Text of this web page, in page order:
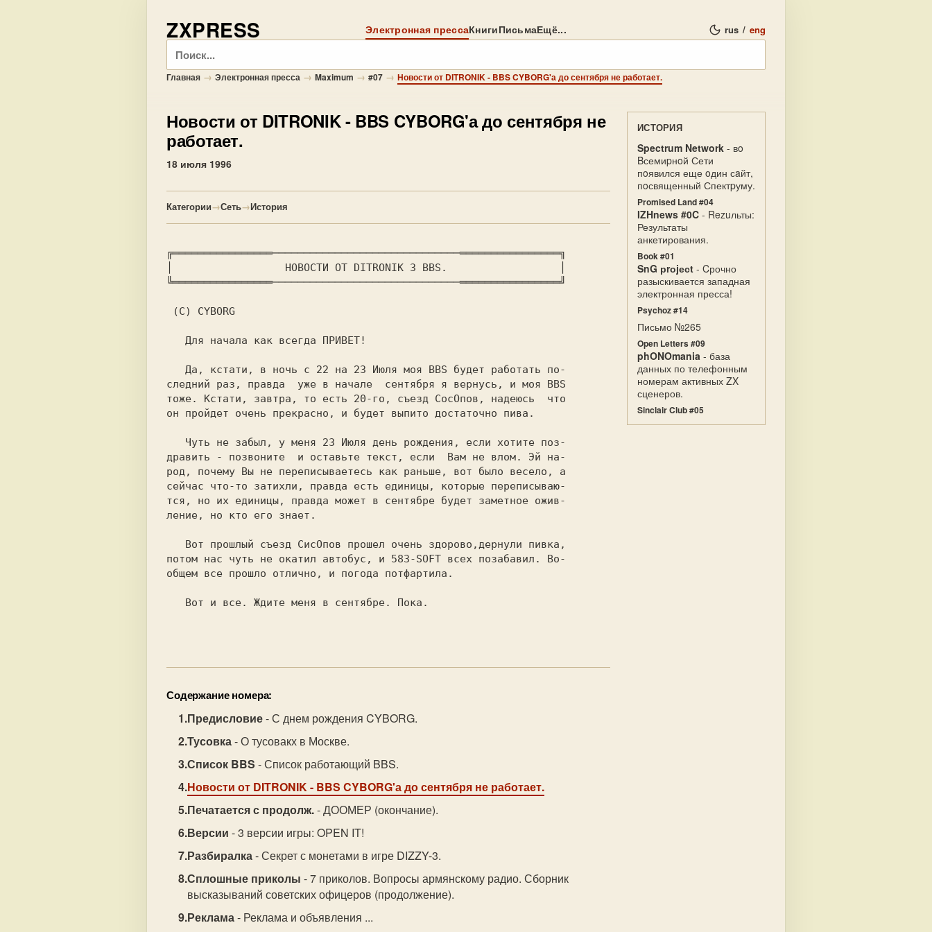
ZXPRESS Электронная прессаКнигиПисьмаЕщё... rus / eng
Поиск
Главная → Электронная пресса → Maximum → #07 → Новости от DITRONIK - BBS CYBORG'а до сентября не работает.
Новости от DITRONIK- BBS CYBORG'а до сентября не
работает.
18 июля 1996
Категории→Сеть→История
╔════════════════──────────────────────────────════════════════╗
╚════════════════──────────────────────────────════════════════╝
следний раз, правда  уже в начале  сентября я вернусь, и моя BBS
тоже. Кстати, завтра, то есть 20-го, съезд СосОпов, надеюсь  что
он пройдет очень прекрасно, и будет выпито достаточно пива.
дравить	- позвоните  и оставьте текст, если  Вам не влом. Эй на-
род, почему Вы не переписываетесь как раньше, вот было весело, а
сейчас что-то затихли, правда есть единицы, которые переписываю-
тся, но их единицы, правда может в сентябре будет заметное ожив-
ление, но кто его знает.
потом нас чуть не окатил автобус, и 583-SOFT всех позабавил. Во-
общем все прошло отлично, и погода потфартила.
Содержание номера:
Предисловие- С днем рождения CYBORG.
Тусовка- О тусовакх в Москве.
Список BBS - Список работающий BBS.
Новости от DITRONIK- BBS CYBORG'а до сентября не работает.
Печатается с продолж.- ДООМЕР (окончание).
Версии - 3 версии игры: OPEN IT!
Разбиралка- Секрет с монетами в игре DIZZY-3.
Сплошные приколы - 7 приколов. Вопросы армянскому радио. Сборник
высказываний советских офицеров (продолжение).
Реклама- Реклама и объявления ...
ИСТОРИЯ
Spectrum Network - вo
Bсемиpнoй Сети
пoявился еще oдин сaйт,
пoсвященный Спектpуму.
Promised Land #04
IZHnews #0C - Rezuльты:
Результаты
анкетирования.
Book #01
SnG рrоjесt - Cрочно
разыскивается западная
электронная пресса!
Psychoz #14
Письмо №265
Open Letters #09
phONOmania - база
данных по телефонным
номерам активных ZX
сценеров.
Sinclair Club #05